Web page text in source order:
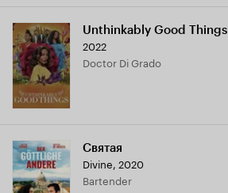
Unthinkably Good Things
2022
Doctor Di Grado
Святая
Divine, 2020
Bartender